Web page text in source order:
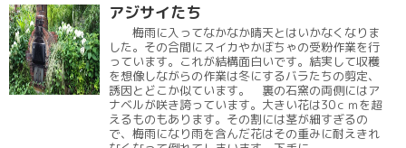
アジサイたち
梅雨に入ってなかなか晴天とはいかなくなりま
した。その合間にスイカやかぼちゃの受粉作業を行
っています。これが結構面白いです。結実して収穫
を想像しながらの作業は冬にするバラたちの剪定、
誘因とどこか似ています。 裏の石窯の両側にはア
ナベルが咲き誇っています。大きい花は30ｃｍを超
えるものもあります。その割には茎が細すぎるの
で、梅雨になり雨を含んだ花はその重みに耐えきれ